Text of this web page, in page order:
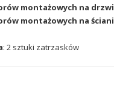
montażowych na
montażowych na
: 2 sztuki zatrzasków